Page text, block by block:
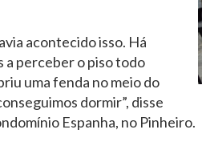
acontecido isso. Há
a perceber o piso todo
uma fenda no meio do
dormir”, disse
Espanha, no Pinheiro.